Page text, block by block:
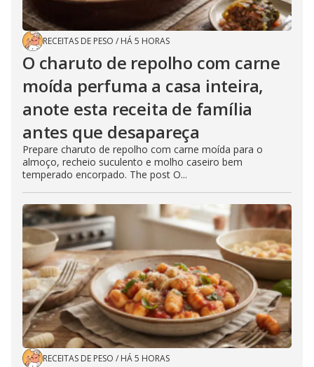
RECEITAS DE PESO / HÁ 5 HORAS
O charuto de repolho com carne
moída perfuma a casa inteira,
anote esta receita de família
antes que desapareça
Prepare charuto de repolho com carne moída para o
almoço, recheio suculento e molho caseiro bem
temperado encorpado. The post O...
RECEITAS DE PESO / HÁ 5 HORAS